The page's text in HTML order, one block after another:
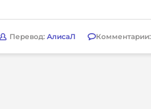
Перевод: АлисаЛ